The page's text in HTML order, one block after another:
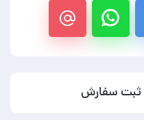
ثبت سفارش